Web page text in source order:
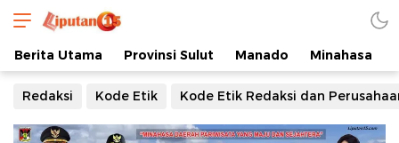
Berita Utama Provinsi Sulut Manado Minahasa
Redaksi Kode Etik Kode Etik Redaksi dan